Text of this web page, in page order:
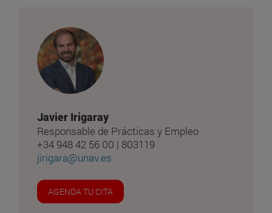
Javier Irigaray
Responsable de Prácticas y Empleo
+34 948 42 56 00 | 803119
jirigara@unav.es
AGENDA TU CITA